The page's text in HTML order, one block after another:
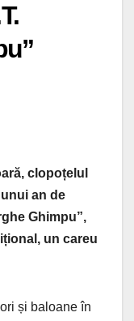
clopoțelul
an de
Ghimpu”,
un careu
și baloane în